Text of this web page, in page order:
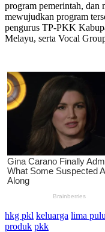
program pemerintah,
mewujudkan program
pengurus TP-PKK
Melayu, serta Vocal
hkg pkl keluarga lima
produk pkk